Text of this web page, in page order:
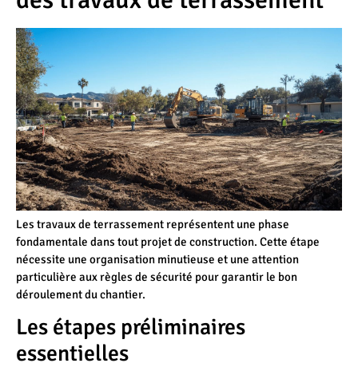
Les travaux de terrassement représentent une phase
fondamentale dans tout projet de construction. Cette étape
nécessite une organisation minutieuse et une attention
particulière aux règles de sécurité pour garantir le bon
déroulement du chantier.
Les étapes préliminaires
essentielles